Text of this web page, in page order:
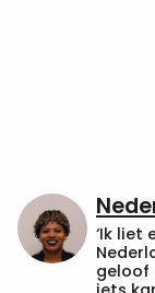
‘Ik liet
geloof